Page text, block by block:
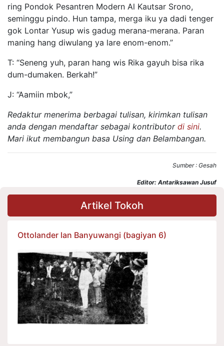
ring Pondok Pesantren Modern Al Kautsar Srono,
seminggu pindo. Hun tampa, merga iku ya dadi tenger
gok Lontar Yusup wis gadug merana-merana. Paran
maning hang diwulang ya lare enom-enom.”
T: “Seneng yuh, paran hang wis Rika gayuh bisa rika
dum-dumaken. Berkah!”
J: “Aamiin mbok,”
Redaktur menerima berbagai tulisan, kirimkan tulisan
anda dengan mendaftar sebagai kontributor di sini.
Mari ikut membangun basa Using dan Belambangan.
Sumber : Gesah
Editor: Antariksawan Jusuf
Artikel Tokoh
Ottolander lan Banyuwangi (bagiyan 6)